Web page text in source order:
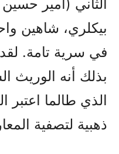
الثاني (أمير
بيكلري، شاهين
في سرية تامة. لقد
بذلك أنه الوريث
الذي طالما
ذهبية لتصفية